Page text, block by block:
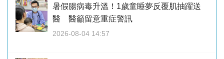
暑假腸病毒升溫！1歲童睡夢反覆肌抽躍送
醫 醫籲留意重症警訊
2026-08-04 14:57